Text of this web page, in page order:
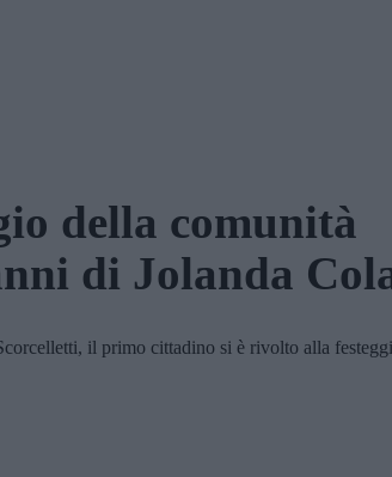
della comunità
di Jolanda
il primo cittadino si è rivolto alla